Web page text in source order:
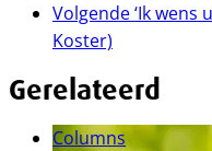
Volgende‘Ik wens
Koster)
Gerelateerd
Columns